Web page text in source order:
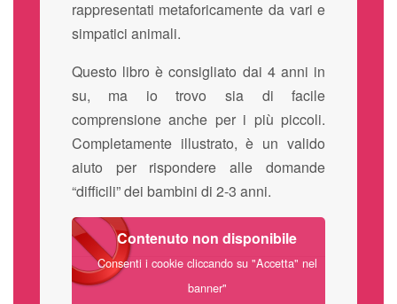
rappresentati metaforicamente da vari e
simpatici animali.
Questo libro è consigliato dai 4 anni in
su, ma io trovo sia di facile
comprensione anche per i più piccoli.
Completamente illustrato, è un valido
aiuto per rispondere alle domande
“difficili” dei bambini di 2-3 anni.
Contenuto non disponibile
Consenti i cookie cliccando su "Accetta" nel
banner"